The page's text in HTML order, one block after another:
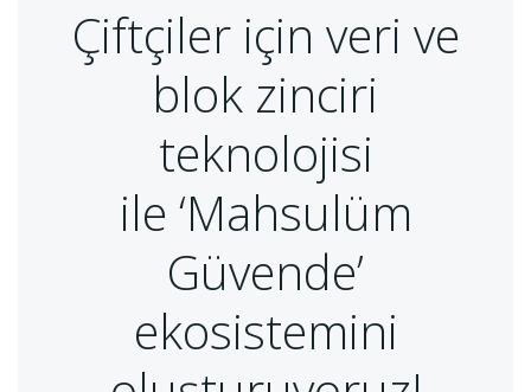
Çiftçiler için veri ve
blok zinciri
teknolojisi
ile ‘Mahsulüm
Güvende’
ekosistemini